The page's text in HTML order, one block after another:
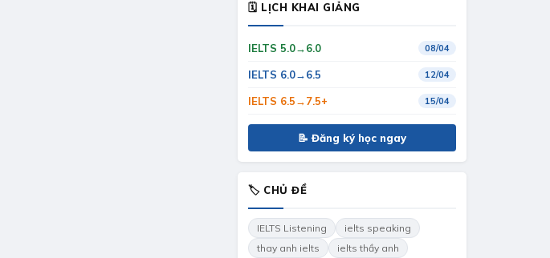
🗓 LỊCH KHAI GIẢNG
IELTS 5.0→6.0 08/04
IELTS 6.0→6.5 12/04
IELTS 6.5→7.5+ 15/04
📝 Đăng ký học ngay
🏷 CHỦ ĐỀ
IELTS Listening
ielts speaking
thay anh ielts
ielts thầy anh